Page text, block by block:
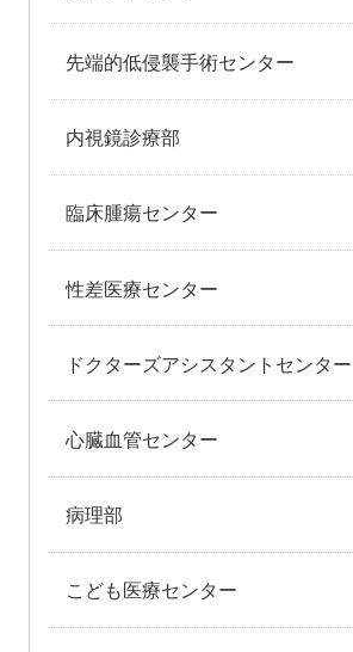
先端的低侵襲手術センター
内視鏡診療部
臨床腫瘍センター
性差医療センター
ドクターズアシスタントセンター
心臓血管センター
病理部
こども医療センター